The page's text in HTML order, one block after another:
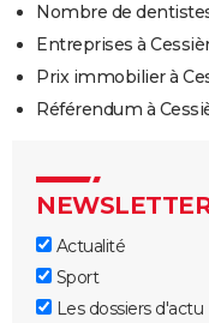
Nombre de
Entreprises à
Prix immobilier à
Référendum à
Actualité
Sport
Les dossiers d'actu